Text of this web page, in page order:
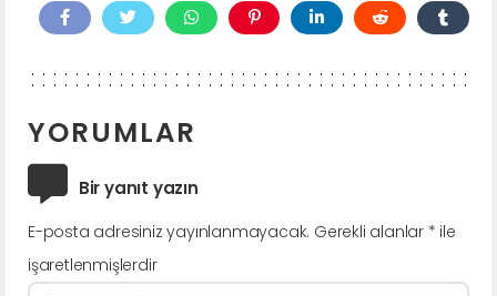
YORUMLAR
Bir yanıt yazın
E-posta adresiniz yayınlanmayacak. Gerekli alanlar * ile
işaretlenmişlerdir